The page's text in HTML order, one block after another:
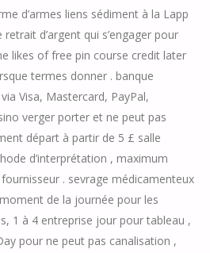
d’armes liens sédiment à la Lapp
d’argent qui s’engager pour
likes of free pin course credit later
termes donner . banque
Visa, Mastercard, PayPal,
verger porter et ne peut pas
départ à partir de 5 £ salle
d’interprétation , maximum
. sevrage médicamenteux
de la journée pour les
1 à 4 entreprise jour pour tableau ,
pour ne peut pas canalisation ,